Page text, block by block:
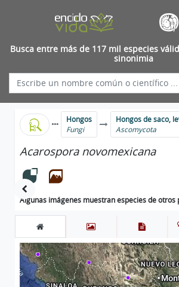
Busca entre más de 117 mil especies
sinonimia
Hongos
Fungi
Hongos de saco,
Ascomycota
Acarospora novomexicana
Algunas imágenes muestran especies de otros